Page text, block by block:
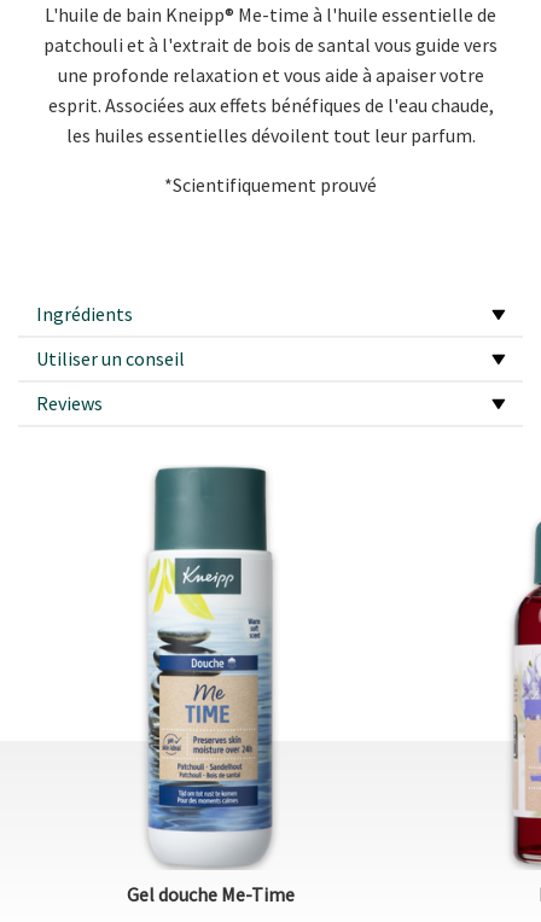
L'huile de bain Kneipp® Me-time à l'huile essentielle de
patchouli et à l'extrait de bois de santal vous guide vers
une profonde relaxation et vous aide à apaiser votre
esprit. Associées aux effets bénéfiques de l'eau chaude,
les huiles essentielles dévoilent tout leur parfum.
*Scientifiquement prouvé
Ingrédients
Utiliser un conseil
Reviews
Gel douche Me-Time